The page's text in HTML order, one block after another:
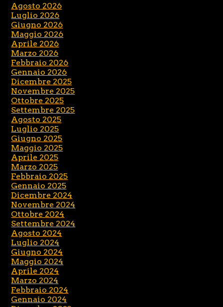
Agosto 2026
Luglio 2026
Giugno 2026
Maggio 2026
Aprile 2026
Marzo 2026
Febbraio 2026
Gennaio 2026
Dicembre 2025
Novembre 2025
Ottobre 2025
Settembre 2025
Agosto 2025
Luglio 2025
Giugno 2025
Maggio 2025
Aprile 2025
Marzo 2025
Febbraio 2025
Gennaio 2025
Dicembre 2024
Novembre 2024
Ottobre 2024
Settembre 2024
Agosto 2024
Luglio 2024
Giugno 2024
Maggio 2024
Aprile 2024
Marzo 2024
Febbraio 2024
Gennaio 2024